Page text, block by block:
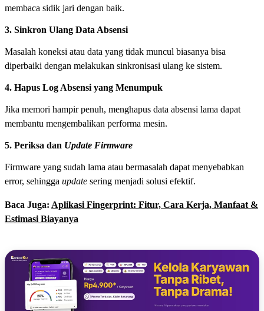
membaca sidik jari dengan baik.
3. Sinkron Ulang Data Absensi
Masalah koneksi atau data yang tidak muncul biasanya bisa
diperbaiki dengan melakukan sinkronisasi ulang ke sistem.
4. Hapus Log Absensi yang Menumpuk
Jika memori hampir penuh, menghapus data absensi lama dapat
membantu mengembalikan performa mesin.
5. Periksa dan Update Firmware
Firmware yang sudah lama atau bermasalah dapat menyebabkan
error, sehingga update sering menjadi solusi efektif.
Baca Juga: Aplikasi Fingerprint: Fitur, Cara Kerja, Manfaat &
Estimasi Biayanya